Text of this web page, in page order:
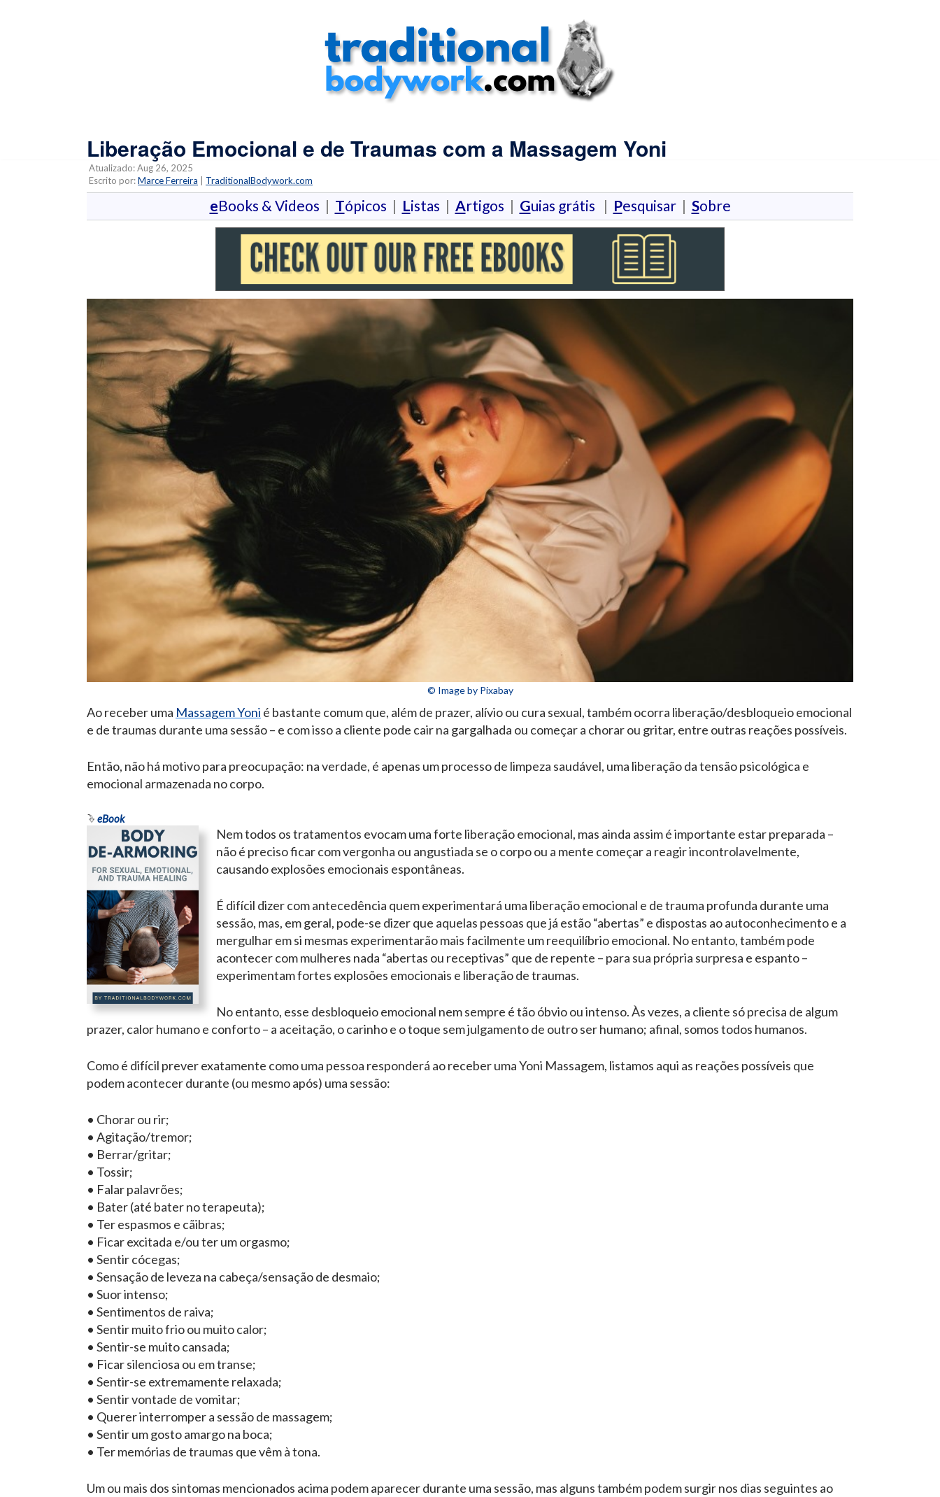
Liberação Emocional e de Traumas com a Massagem Yoni
Atualizado: Aug 26, 2025
Escrito por:Marce Ferreira | TraditionalBodywork.com
eBooks & Videos | Tópicos | Listas | Artigos | Guias grátis | Pesquisar | Sobre
© Image by Pixabay
Ao receber uma Massagem Yoni é bastante comum que, além de prazer, alívio ou cura sexual, também ocorra liberação/desbloqueio emocional
e de traumas durante uma sessão – e com isso a cliente pode cair na gargalhada ou começar a chorar ou gritar, entre outras reações possíveis.
Então, não há motivo para preocupação: na verdade, é apenas um processo de limpeza saudável, uma liberação da tensão psicológica e
emocional armazenada no corpo.
eBook
Nem todos os tratamentos evocam uma forte liberação emocional, mas ainda assim é importante estar preparada –
não é preciso ficar com vergonha ou angustiada se o corpo ou a mente começar a reagir incontrolavelmente,
causando explosões emocionais espontâneas.
É difícil dizer com antecedência quem experimentará uma liberação emocional e de trauma profunda durante uma
sessão, mas, em geral, pode-se dizer que aquelas pessoas que já estão “abertas” e dispostas ao autoconhecimento e a
mergulhar em si mesmas experimentarão mais facilmente um reequilíbrio emocional. No entanto, também pode
acontecer com mulheres nada “abertas ou receptivas” que de repente – para sua própria surpresa e espanto –
experimentam fortes explosões emocionais e liberação de traumas.
No entanto, esse desbloqueio emocional nem sempre é tão óbvio ou intenso. Às vezes, a cliente só precisa de algum
prazer, calor humano e conforto – a aceitação, o carinho e o toque sem julgamento de outro ser humano; afinal, somos todos humanos.
Como é difícil prever exatamente como uma pessoa responderá ao receber uma Yoni Massagem, listamos aqui as reações possíveis que
podem acontecer durante (ou mesmo após) uma sessão:
• Chorar ou rir;
• Agitação/tremor;
• Berrar/gritar;
• Tossir;
• Falar palavrões;
• Bater (até bater no terapeuta);
• Ter espasmos e cãibras;
• Ficar excitada e/ou ter um orgasmo;
• Sentir cócegas;
• Sensação de leveza na cabeça/sensação de desmaio;
• Suor intenso;
• Sentimentos de raiva;
• Sentir muito frio ou muito calor;
• Sentir-se muito cansada;
• Ficar silenciosa ou em transe;
• Sentir-se extremamente relaxada;
• Sentir vontade de vomitar;
• Querer interromper a sessão de massagem;
• Sentir um gosto amargo na boca;
• Ter memórias de traumas que vêm à tona.
Um ou mais dos sintomas mencionados acima podem aparecer durante uma sessão, mas alguns também podem surgir nos dias seguintes ao